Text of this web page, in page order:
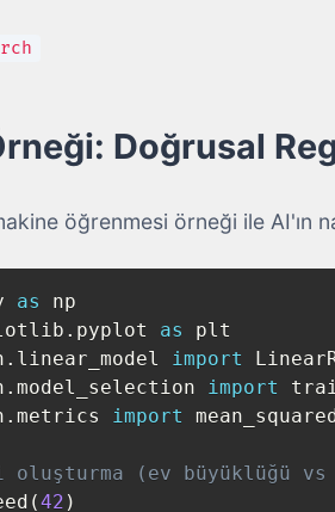
Doğrusal
öğrenmesi örneği ile AI'ın
as
. pyplot as
. linear_model import
. model_selection import
. metrics import
oluşturma (ev büyüklüğü
(42 )